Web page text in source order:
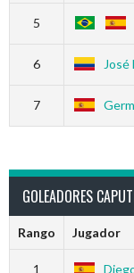
5
6 José
7
GOLEADORES
Rango Jugador
1